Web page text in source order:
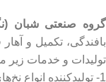
گروه صنعتی شبان
بافندگی، تکمیل و
تولیدات و خدمات زیر
1- تولیدکننده انواع نخ‌های فرش ماشینی آکریلیک / مودال / پلی استر